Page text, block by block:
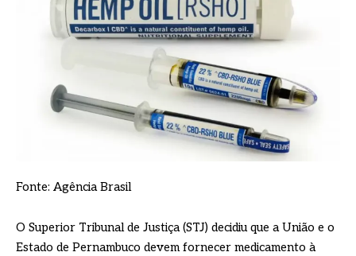
Fonte: Agência Brasil
O Superior Tribunal de Justiça (STJ) decidiu que a União e o
Estado de Pernambuco devem fornecer medicamento à